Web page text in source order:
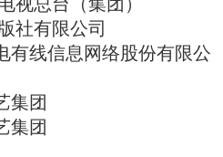
有限公司
线信息网络股份有限公
团
团